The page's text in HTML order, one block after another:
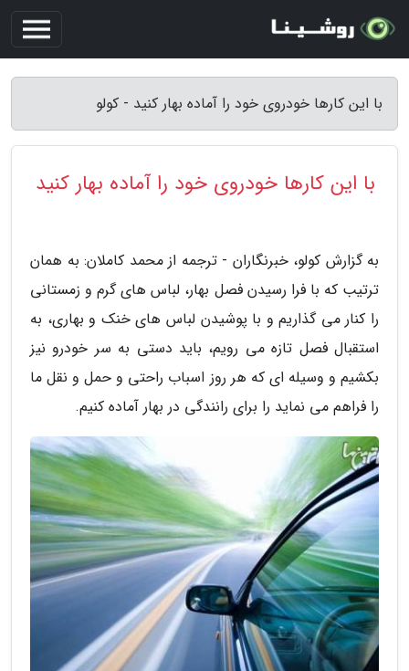
با این کارها خودروی خود را آماده بهار کنید - کولو
با این کارها خودروی خود را آماده بهار کنید
به گزارش کولو، خبرنگاران - ترجمه از محمد کاملان: به همان
ترتیب که با فرا رسیدن فصل بهار، لباس های گرم و زمستانی
را کنار می گذاریم و با پوشیدن لباس های خنک و بهاری، به
استقبال فصل تازه می رویم، باید دستی به سر خودرو نیز
بکشیم و وسیله ای که هر روز اسباب راحتی و حمل و نقل ما
را فراهم می نماید را برای رانندگی در بهار آماده کنیم.